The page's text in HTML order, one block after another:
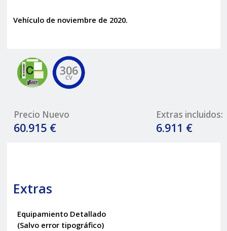
Vehículo de noviembre de 2020.
306
CV
Precio Nuevo
60.915 €
Extras incluidos:
6.911 €
Extras
Equipamiento Detallado
(Salvo error tipográfico)